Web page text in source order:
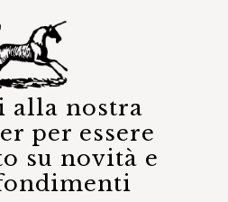
alla nostra
per essere
su novità e